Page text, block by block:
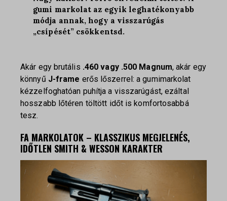
gumi markolat az egyik leghatékonyabb
módja annak, hogy a visszarúgás
„csípését” csökkentsd.
Akár egy brutális .460 vagy .500 Magnum, akár egy
könnyű J-frame erős lőszerrel: a gumimarkolat
kézzelfoghatóan puhítja a visszarúgást, ezáltal
hosszabb lőtéren töltött időt is komfortosabbá
tesz.
FA MARKOLATOK – KLASSZIKUS MEGJELENÉS,
IDŐTLEN SMITH & WESSON KARAKTER